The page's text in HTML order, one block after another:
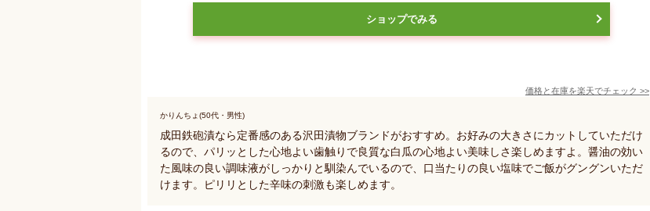
ショップでみる
価格と在庫を楽天でチェック >>
かりんちょ(50代・男性)
成田鉄砲漬なら定番感のある沢田漬物ブランドがおすすめ。お好みの大きさにカットしていただけ
るので、パリッとした心地よい歯触りで良質な白瓜の心地よい美味しさ楽しめますよ。醤油の効い
た風味の良い調味液がしっかりと馴染んでいるので、口当たりの良い塩味でご飯がグングンいただ
けます。ピリリとした辛味の刺激も楽しめます。